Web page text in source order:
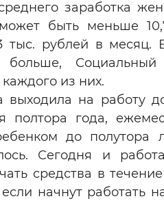
заработка
быть меньше
тыс. рублей в месяц.
из них.
на работу
полтора года,
до полутора
Сегодня и
средства в течение
начнут работать